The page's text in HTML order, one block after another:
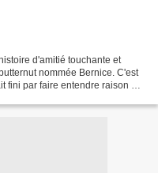
d'amitié touchante et
nommée Bernice. C'est
fini par faire entendre raison à